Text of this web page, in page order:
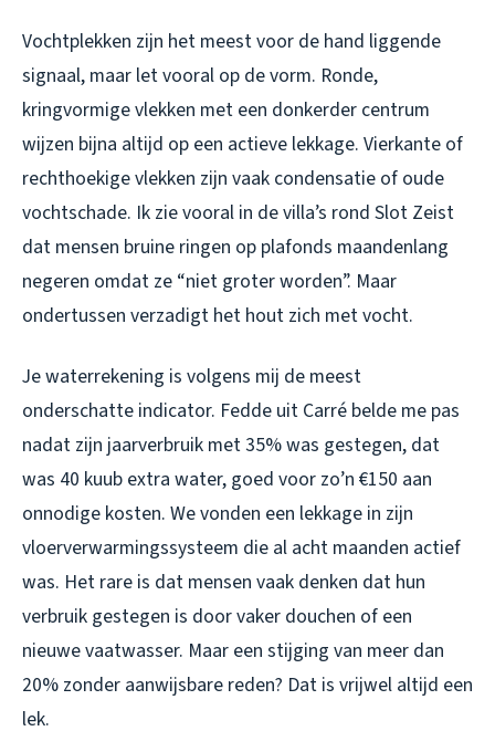
Vochtplekken zijn het meest voor de hand liggende
signaal, maar let vooral op de vorm. Ronde,
kringvormige vlekken met een donkerder centrum
wijzen bijna altijd op een actieve lekkage. Vierkante of
rechthoekige vlekken zijn vaak condensatie of oude
vochtschade. Ik zie vooral in de villa’s rond Slot Zeist
dat mensen bruine ringen op plafonds maandenlang
negeren omdat ze “niet groter worden”. Maar
ondertussen verzadigt het hout zich met vocht.
Je waterrekening is volgens mij de meest
onderschatte indicator. Fedde uit Carré belde me pas
nadat zijn jaarverbruik met 35% was gestegen, dat
was 40 kuub extra water, goed voor zo’n €150 aan
onnodige kosten. We vonden een lekkage in zijn
vloerverwarmingssysteem die al acht maanden actief
was. Het rare is dat mensen vaak denken dat hun
verbruik gestegen is door vaker douchen of een
nieuwe vaatwasser. Maar een stijging van meer dan
20% zonder aanwijsbare reden? Dat is vrijwel altijd een
lek.